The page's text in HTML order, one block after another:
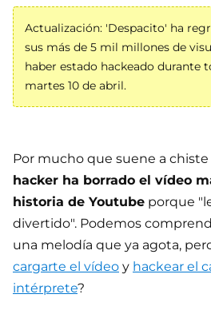
Actualización: 'Despacito' ha
sus más de 5 mil millones de
haber estado hackeado durante
martes 10 de abril.
Por mucho que suene a chiste
hacker ha borrado el vídeo
historia de Youtube porque
divertido". Podemos
una melodía que ya agota,
cargarte el vídeo y hackear el
intérprete?